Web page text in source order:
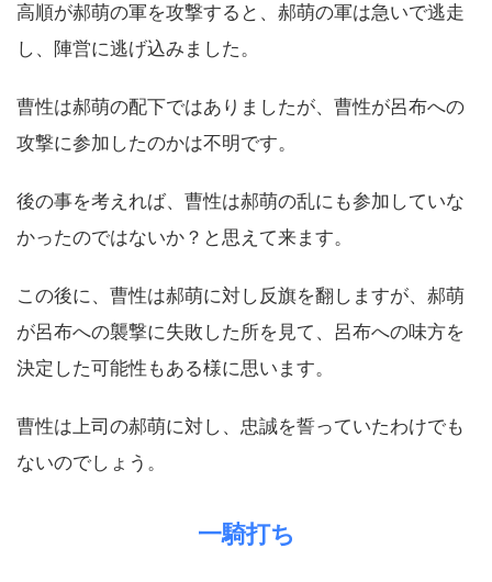
高順が郝萌の軍を攻撃すると、郝萌の軍は急いで逃走
し、陣営に逃げ込みました。
曹性は郝萌の配下ではありましたが、曹性が呂布への
攻撃に参加したのかは不明です。
後の事を考えれば、曹性は郝萌の乱にも参加していな
かったのではないか？と思えて来ます。
この後に、曹性は郝萌に対し反旗を翻しますが、郝萌
が呂布への襲撃に失敗した所を見て、呂布への味方を
決定した可能性もある様に思います。
曹性は上司の郝萌に対し、忠誠を誓っていたわけでも
ないのでしょう。
一騎打ち